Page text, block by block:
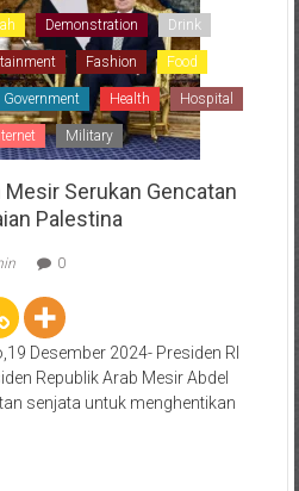
Demonstration Drink
Fashion Food
Government Health Hospital
Military
Serukan Gencatan
Palestina
0
Desember 2024- Presiden RI
Republik Arab Mesir Abdel
senjata untuk menghentikan